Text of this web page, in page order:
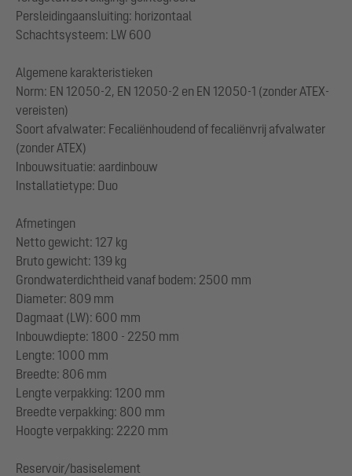
Persleidingaansluiting: horizontaal
Schachtsysteem: LW 600
Algemene karakteristieken
Norm: EN 12050-2, EN 12050-2 en EN 12050-1 (zonder ATEX-
vereisten)
Soort afvalwater: Fecaliënhoudend of fecaliënvrij afvalwater
(zonder ATEX)
Inbouwsituatie: aardinbouw
Installatietype: Duo
Afmetingen
Netto gewicht: 127 kg
Bruto gewicht: 139 kg
Grondwaterdichtheid vanaf bodem: 2500 mm
Diameter: 809 mm
Dagmaat (LW): 600 mm
Inbouwdiepte: 1800 - 2250 mm
Lengte: 1000 mm
Breedte: 806 mm
Lengte verpakking: 1200 mm
Breedte verpakking: 800 mm
Hoogte verpakking: 2220 mm
Reservoir/basiselement